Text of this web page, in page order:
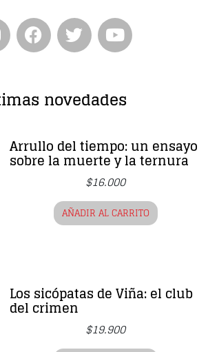
novedades
Arrullo del tiempo: un ensayo
sobre la muerte y la ternura
$16.000
AÑADIR AL CARRITO
Los sicópatas de Viña: el club
del crimen
$19.900